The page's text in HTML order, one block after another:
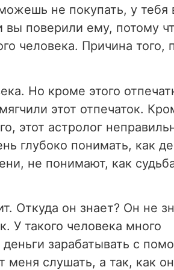
не покупать, у тебя
вы поверили ему, потому
человека. Причина того,
Но кроме этого
этот отпечаток.
этот астролог
глубоко понимать, как
не понимают, как
Откуда он знает? Он не
У такого человека много
зарабатывать с
меня слушать, а так, как